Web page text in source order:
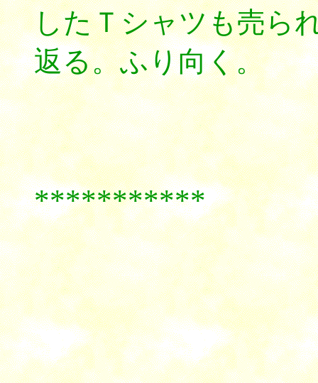
したＴシャツも売ら
返る。ふり向く。
***********